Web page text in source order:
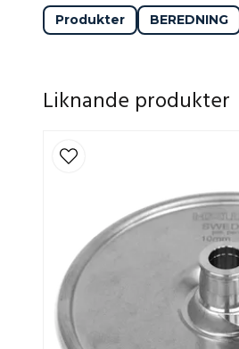
Produkter BEREDNING
Liknande produkter